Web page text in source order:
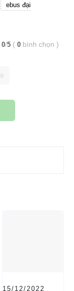
ebus đại
0/5 ( 0 bình chọn )
15/12/2022